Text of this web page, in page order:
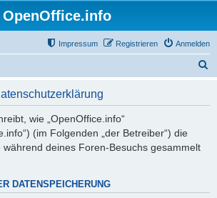
OpenOffice.info
Anmelden
Registrieren
Impressum
wie „OpenOffice.info“
(im Folgenden „der Betreiber“) die
während deines Foren-Besuchs gesammelt
DATENSPEICHERUNG